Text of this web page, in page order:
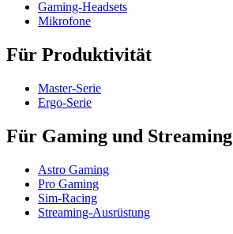
Gaming-Headsets
Mikrofone
Für Produktivität
Master-Serie
Ergo-Serie
Für Gaming und Streaming
Astro Gaming
Pro Gaming
Sim-Racing
Streaming-Ausrüstung